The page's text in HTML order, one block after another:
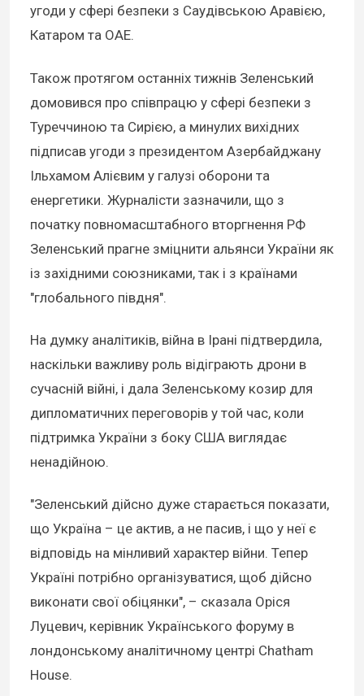
угоди у сфері безпеки з Саудівською Аравією,
Катаром та ОАЕ.
Також протягом останніх тижнів Зеленський
домовився про співпрацю у сфері безпеки з
Туреччиною та Сирією, а минулих вихідних
підписав угоди з президентом Азербайджану
Ільхамом Алієвим у галузі оборони та
енергетики. Журналісти зазначили, що з
початку повномасштабного вторгнення РФ
Зеленський прагне зміцнити альянси України як
із західними союзниками, так і з країнами
"глобального півдня".
На думку аналітиків, війна в Ірані підтвердила,
наскільки важливу роль відіграють дрони в
сучасній війні, і дала Зеленському козир для
дипломатичних переговорів у той час, коли
підтримка України з боку США виглядає
ненадійною.
"Зеленський дійсно дуже старається показати,
що Україна – це актив, а не пасив, і що у неї є
відповідь на мінливий характер війни. Тепер
Україні потрібно організуватися, щоб дійсно
виконати свої обіцянки", – сказала Оріся
Луцевич, керівник Українського форуму в
лондонському аналітичному центрі Chatham
House.